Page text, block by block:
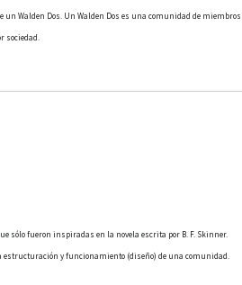
un Walden Dos. Un Walden Dos es una comunidad de miembros
sociedad.
sólo fueron inspiradas en la novela escrita por B. F. Skinner.
y funcionamiento (diseño) de una comunidad.